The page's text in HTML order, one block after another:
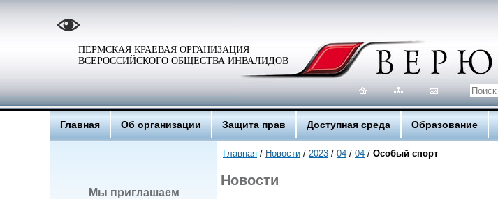
ПЕРМСКАЯ КРАЕВАЯ ОРГАНИЗАЦИЯ
ВСЕРОССИЙСКОГО ОБЩЕСТВА ИНВАЛИДОВ
Главная Об организации Защита прав Доступная среда Образование
Мы приглашаем
Главная / Новости / 2023 / 04 / 04 / Особый спорт
Новости